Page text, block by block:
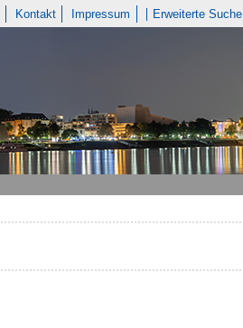
Kontakt Impressum Erweiterte Suche